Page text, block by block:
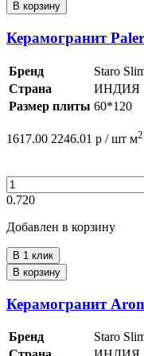
В корзину
Керамогранит
Бренд
Staro
Страна
ИНДИЯ
Размер плиты 60*120
1617.00 2246.01 р / шт м2
0.720
Добавлен в корзину
В 1 клик
В корзину
Керамогранит
Бренд
Staro